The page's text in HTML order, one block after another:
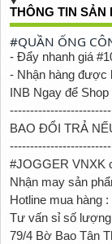
THÔNG TIN SẢN
#QUẦN ỐNG
- Đẩy nhanh giá
- Nhận hàng được
INB Ngay để
-------------------------
BAO ĐỔI TRẢ
-------------------------
#JOGGER VNXK
Nhận may sản
Hotline mua hàng
Tư vấn sỉ số lượng
79/4 Bờ Bao Tân